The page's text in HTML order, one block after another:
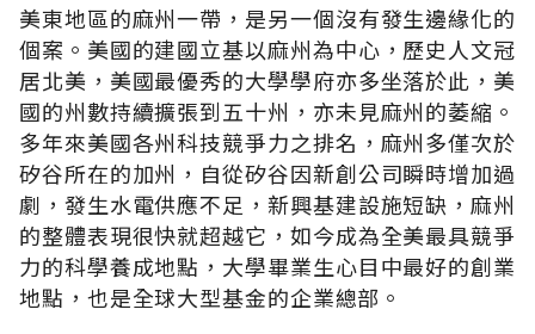
美東地區的麻州一帶，是另一個沒有發生邊緣化的
個案。美國的建國立基以麻州為中心，歷史人文冠
居北美，美國最優秀的大學學府亦多坐落於此，美
國的州數持續擴張到五十州，亦未見麻州的萎縮。
多年來美國各州科技競爭力之排名，麻州多僅次於
矽谷所在的加州，自從矽谷因新創公司瞬時增加過
劇，發生水電供應不足，新興基建設施短缺，麻州
的整體表現很快就超越它，如今成為全美最具競爭
力的科學養成地點，大學畢業生心目中最好的創業
地點，也是全球大型基金的企業總部。